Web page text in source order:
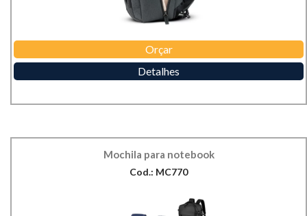
Orçar
Detalhes
Mochila para notebook
Cod.: MC770